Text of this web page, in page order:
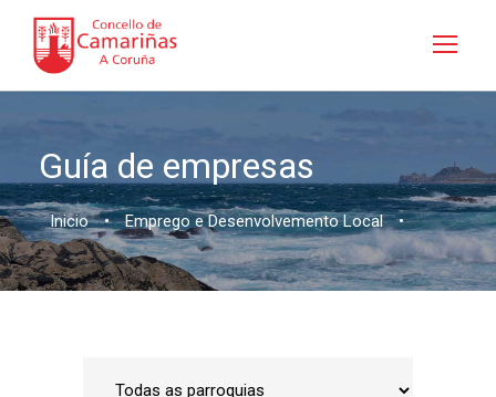
Guía de empresas
Inicio • Emprego e Desenvolvemento Local •